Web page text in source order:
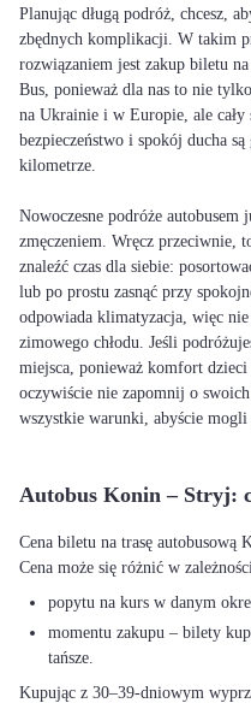
Planując długą podróż, chcesz,
zbędnych komplikacji. W takim
rozwiązaniem jest zakup biletu
Bus, ponieważ dla nas to nie
na Ukrainie i w Europie, ale
bezpieczeństwo i spokój ducha
kilometrze.
Nowoczesne podróże autobusem
zmęczeniem. Wręcz przeciwnie,
znaleźć czas dla siebie:
lub po prostu zasnąć przy
odpowiada klimatyzacja, więc
zimowego chłodu. Jeśli
miejsca, ponieważ komfort
oczywiście nie zapomnij o
wszystkie warunki, abyście mogli
Autobus Konin – Stryj:
Cena biletu na trasę
Cena może się różnić w
popytu na kurs w danym
momentu zakupu – bilety
tańsze.
Kupując z 30–39-dniowym